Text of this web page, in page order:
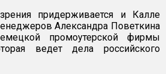
придерживается и Калле
Александра Поветкина
промоутерской фирмы
ведет дела российского